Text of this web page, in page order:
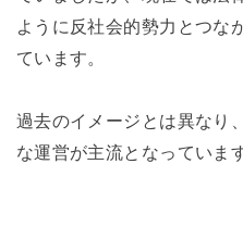
ように反社会的勢力とつな
ています。
過去のイメージとは異なり
な運営が主流となっています